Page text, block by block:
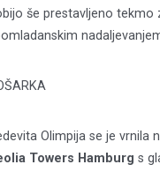
še prestavljeno tekmo
Olimpija se je vrnila
Towers Hamburg s